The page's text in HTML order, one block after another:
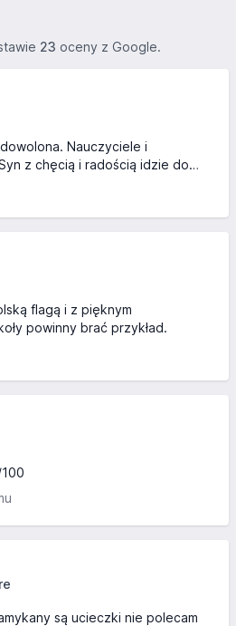
23 oceny z Google.
Nauczyciele i
z chęcią i radością idzie do
ze szkoły.
flagą i z pięknym
powinny brać przykład.
są ucieczki nie polecam